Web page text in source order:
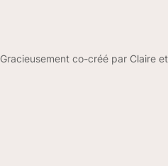
Gracieusement co-créé par Claire